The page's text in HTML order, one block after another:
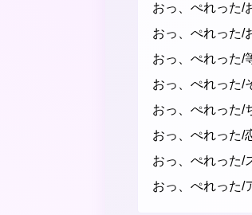
おっ、ぺれった/
おっ、ぺれった
おっ、ぺれった
おっ、ぺれった/
おっ、ぺれった/
おっ、ぺれった/
おっ、ぺれった/
おっ、ぺれった/